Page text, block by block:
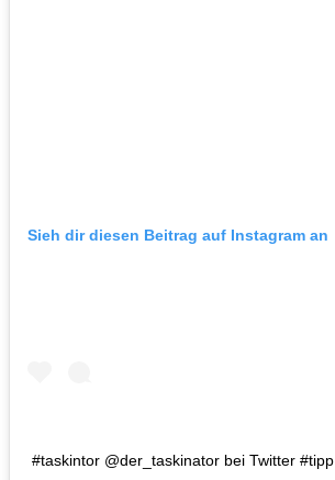
Sieh dir diesen Beitrag auf Instagram an
#taskintor @der_taskinator bei Twitter #tipp